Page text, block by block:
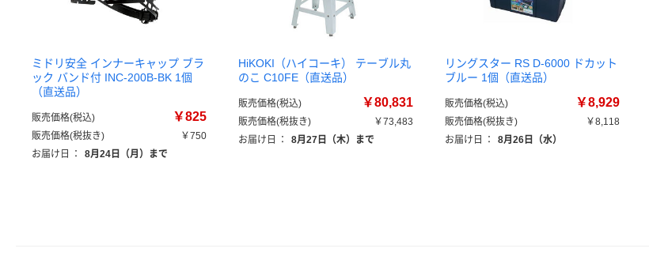
ミドリ安全 インナーキャップ ブラ
ック バンド付 INC-200B-BK 1個
（直送品）
販売価格(税込) ￥825
販売価格(税抜き)
￥750
お届け日
： 8月24日（月）まで
HiKOKI（ハイコーキ） テーブル丸
のこ C10FE（直送品）
販売価格(税込) ￥80,831
販売価格(税抜き)
￥73,483
お届け日
： 8月27日（木）まで
リングスター RS D-6000 ドカット
ブルー 1個（直送品）
販売価格(税込) ￥8,929
販売価格(税抜き)
￥8,118
お届け日
： 8月26日（水）